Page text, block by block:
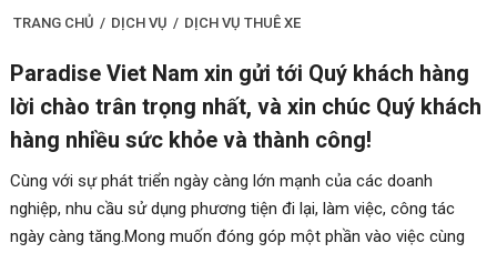
TRANG CHỦ / DỊCH VỤ / DỊCH VỤ THUÊ XE
Paradise Viet Nam xin gửi tới Quý khách hàng
lời chào trân trọng nhất, và xin chúc Quý khách
hàng nhiều sức khỏe và thành công!
Cùng với sự phát triển ngày càng lớn mạnh của các doanh
nghiệp, nhu cầu sử dụng phương tiện đi lại, làm việc, công tác
ngày càng tăng.Mong muốn đóng góp một phần vào việc cùng